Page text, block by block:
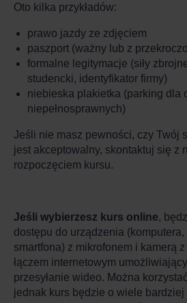
Oto kilka przykładów:
prawo jazdy ze zdjęciem
paszport (ważny lub z
formalne legitymacje (siły
studencki, identyfikator firmy)
niebieska plakietka (parking dla
niepełnosprawnych)
Jeśli nie masz pewności, czy Twój
jest akceptowalny, skontaktuj się z
rozpoczęciem kursu.
Jeśli wybierzesz kurs online,
dostępu do urządzenia
smartfona) z mikrofonem i kamerą
łączem internetowym
przesyłanie wideo. Można
jednak kurs będzie o wiele